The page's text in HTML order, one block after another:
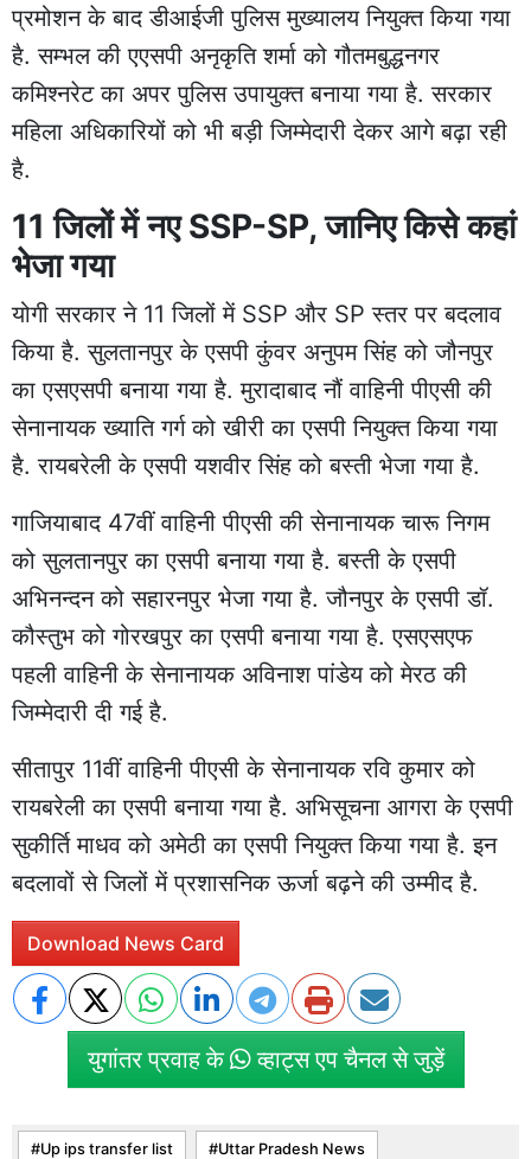
प्रमोशन के बाद डीआईजी पुलिस मुख्यालय नियुक्त किया गया
है. सम्भल की एएसपी अनृकृति शर्मा को गौतमबुद्धनगर
कमिश्नरेट का अपर पुलिस उपायुक्त बनाया गया है. सरकार
महिला अधिकारियों को भी बड़ी जिम्मेदारी देकर आगे बढ़ा रही
है.
11 जिलों में नए SSP-SP, जानिए किसे कहां
भेजा गया
योगी सरकार ने 11 जिलों में SSP और SP स्तर पर बदलाव
किया है. सुलतानपुर के एसपी कुंवर अनुपम सिंह को जौनपुर
का एसएसपी बनाया गया है. मुरादाबाद नौं वाहिनी पीएसी की
सेनानायक ख्याति गर्ग को खीरी का एसपी नियुक्त किया गया
है. रायबरेली के एसपी यशवीर सिंह को बस्ती भेजा गया है.
गाजियाबाद 47वीं वाहिनी पीएसी की सेनानायक चारू निगम
को सुलतानपुर का एसपी बनाया गया है. बस्ती के एसपी
अभिनन्दन को सहारनपुर भेजा गया है. जौनपुर के एसपी डॉ.
कौस्तुभ को गोरखपुर का एसपी बनाया गया है. एसएसएफ
पहली वाहिनी के सेनानायक अविनाश पांडेय को मेरठ की
जिम्मेदारी दी गई है.
सीतापुर 11वीं वाहिनी पीएसी के सेनानायक रवि कुमार को
रायबरेली का एसपी बनाया गया है. अभिसूचना आगरा के एसपी
सुकीर्ति माधव को अमेठी का एसपी नियुक्त किया गया है. इन
बदलावों से जिलों में प्रशासनिक ऊर्जा बढ़ने की उम्मीद है.
Download News Card
युगांतर प्रवाह के व्हाट्स एप चैनल से जुड़ें
Up ips transfer list Uttar Pradesh News